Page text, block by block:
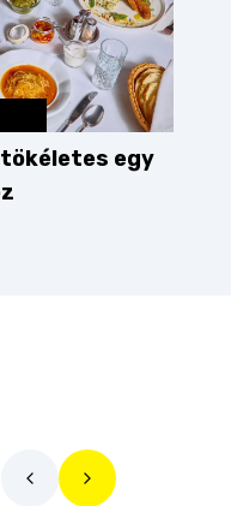
egy